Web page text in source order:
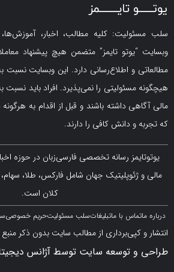
کلیه مطالب، اخبار، آموزش‌ها،
تایمز” متضمن هیچ پیشنهاد معاملاتی
اطلاع‌رسانی دارد. این وبسایت نسبت به ضرر و
را نمی‌پذیرد. افراد باید نسبت به
داشته باشند و قبل از اقدام به هرگونه
دانش کافی را دارند.
رسانه تخصصی فارسی‌زبان در حوزه اخبار فوری و
جهان شامل فارکس، طلا، سهام، ارزهای
با ما تبلیغاتسلب مسئولیتحریم خصوصیسیاست
از مطالب سایت بدون ذکر منبع و
سایت توسط آژانس دیجیتال